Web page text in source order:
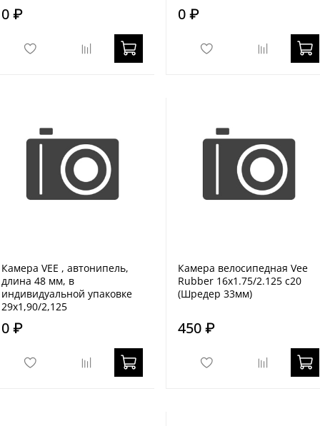
0 ₽ 0 ₽
Камера VEE , автонипель,
длина 48 мм, в
индивидуальной упаковке
29x1,90/2,125
0 ₽
Камера велосипедная Vee
Rubber 16x1.75/2.125 c20
(Шредер 33мм)
450 ₽